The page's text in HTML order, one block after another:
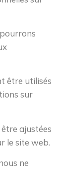
être utilisés
sur
ajustées
le site web.
ne